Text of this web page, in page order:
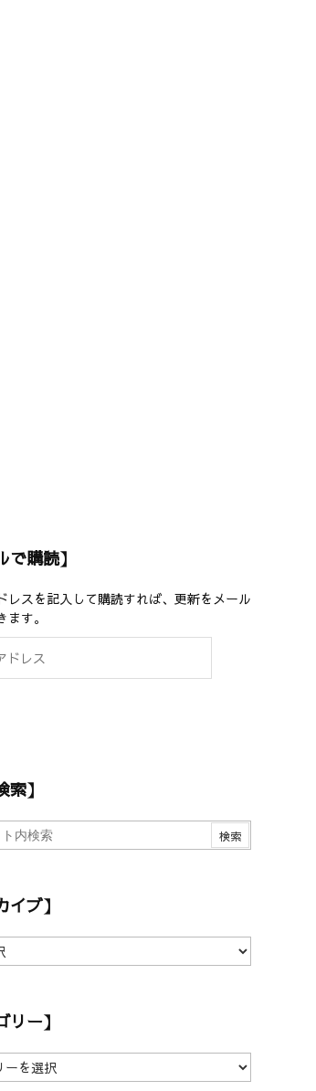
で購読】
レスを記入して購読すれば、更新をメール
す。
索】
イブ】
リー】